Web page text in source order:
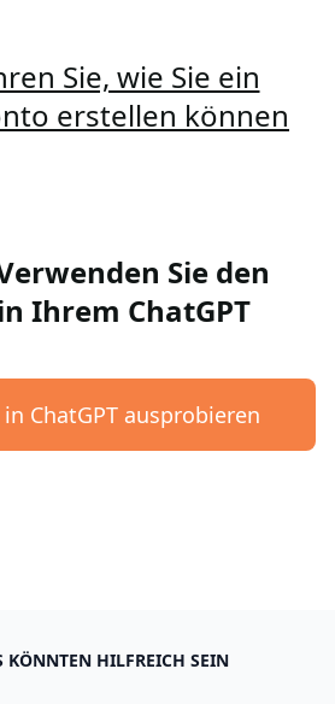
Sie, wie Sie ein
erstellen können
Sie den
Ihrem ChatGPT
ChatGPT ausprobieren
KÖNNTEN HILFREICH SEIN